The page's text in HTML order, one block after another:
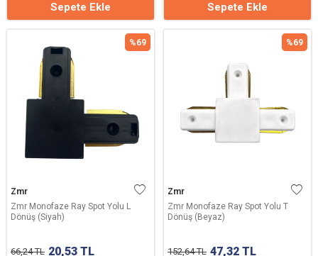
Sepete Ekle Sepete Ekle
%69
Zmr
Zmr Monofaze Ray Spot Yolu L
Dönüş (Siyah)
66,24TL 20,53 TL
%69
Zmr
Zmr Monofaze Ray Spot Yolu T
Dönüş (Beyaz)
152,64TL 47,32 TL